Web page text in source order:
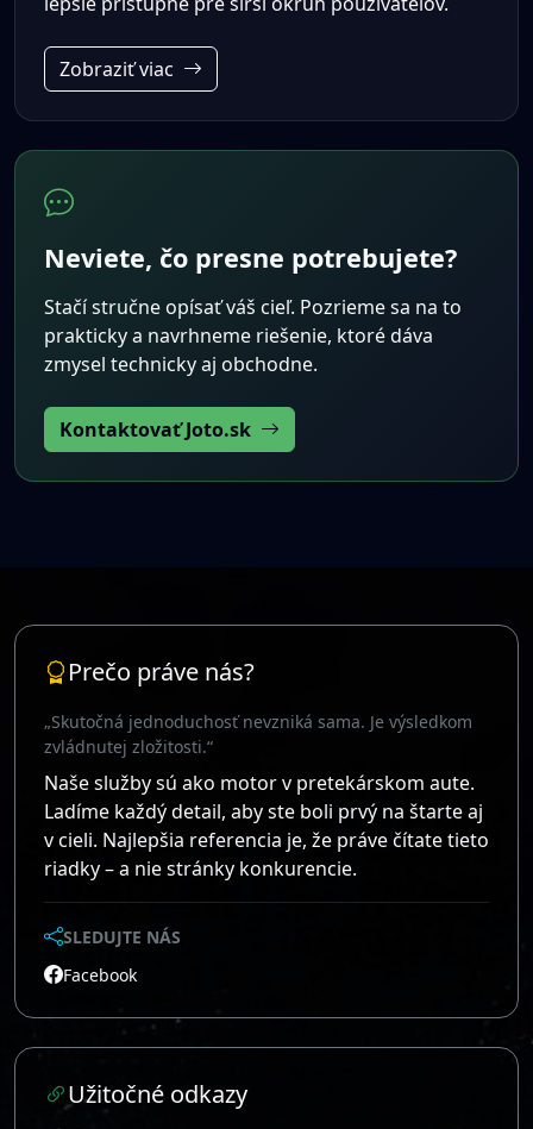
Zobraziť viac
Neviete, čo presne potrebujete?
Stačí stručne opísať váš cieľ. Pozrieme sa na to
prakticky a navrhneme riešenie, ktoré dáva
zmysel technicky aj obchodne.
Kontaktovať Joto.sk
Prečo práve nás?
„Skutočná jednoduchosť nevzniká sama. Je výsledkom
zvládnutej zložitosti.“
Naše služby sú ako motor v pretekárskom aute.
Ladíme každý detail, aby ste boli prvý na štarte aj
v cieli. Najlepšia referencia je, že práve čítate tieto
riadky – a nie stránky konkurencie.
SLEDUJTE NÁS
Facebook
Užitočné odkazy